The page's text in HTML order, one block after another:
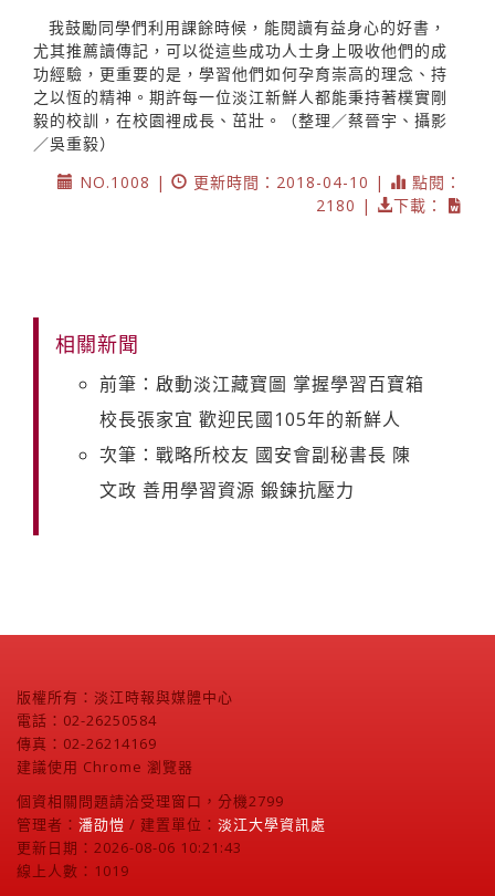
我鼓勵同學們利用課餘時候，能閱讀有益身心的好書，
尤其推薦讀傳記，可以從這些成功人士身上吸收他們的成
功經驗，更重要的是，學習他們如何孕育崇高的理念、持
之以恆的精神。期許每一位淡江新鮮人都能秉持著樸實剛
毅的校訓，在校園裡成長、茁壯。（整理／蔡晉宇、攝影
／吳重毅）
NO.1008 |
更新時間：2018-04-10 |
點閱：
2180 |
下載：
相關新聞
前筆：啟動淡江藏寶圖 掌握學習百寶箱
校長張家宜 歡迎民國105年的新鮮人
次筆：戰略所校友 國安會副秘書長 陳
文政 善用學習資源 鍛鍊抗壓力
版權所有：淡江時報與媒體中心
電話：02-26250584
傳真：02-26214169
建議使用 Chrome 瀏覽器
個資相關問題請洽受理窗口，分機2799
管理者： 潘劭愷 / 建置單位： 淡江大學資訊處
更新日期：2026-08-06 10:21:43
線上人數：1019